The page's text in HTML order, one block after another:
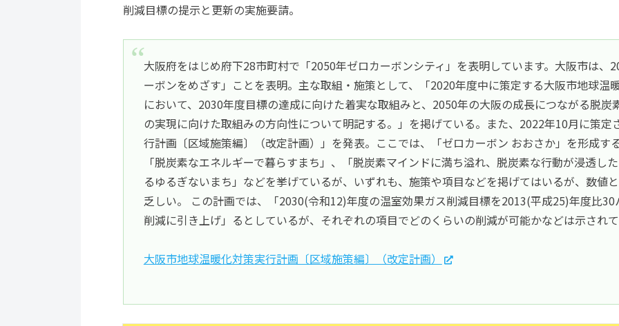
削減目標の提示と更新の実施要請。
大阪府をはじめ府下28市町村で「2050年ゼロカーボンシティ」を表明しています。大阪市は、
ーボンをめざす」ことを表明。主な取組・施策として、「2020年度中に策定する大阪市地球温
において、2030年度目標の達成に向けた着実な取組みと、2050年の大阪の成長につながる脱
の実現に向けた取組みの方向性について明記する。」を掲げている。また、2022年10月に策定
行計画〔区域施策編〕（改定計画）」を発表。ここでは、「ゼロカーボン おおさか」を形成す
「脱炭素なエネルギーで暮らすまち」、「脱炭素マインドに満ち溢れ、脱炭素な行動が浸透し
るゆるぎないまち」などを挙げているが、いずれも、施策や項目などを掲げてはいるが、数値
乏しい。 この計画では、「2030(令和12)年度の温室効果ガス削減目標を2013(平成25)年度比
削減に引き上げ」るとしているが、それぞれの項目でどのくらいの削減が可能かなどは示され
大阪市地球温暖化対策実行計画〔区域施策編〕（改定計画）